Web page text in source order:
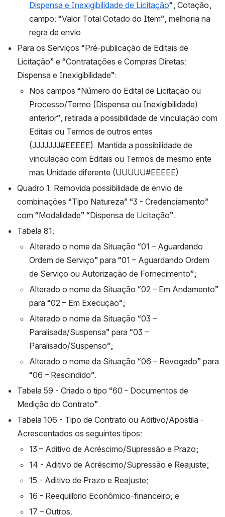
Dispensa e Inexigibilidade de Licitação“, Cotação,
campo: “Valor Total Cotado do Item”, melhoria na
regra de envio
Para os Serviços “Pré-publicação de Editais de
Licitação” e “Contratações e Compras Diretas:
Dispensa e Inexigibilidade”:
Nos campos “Número do Edital de Licitação ou
Processo/Termo (Dispensa ou Inexigibilidade)
anterior”, retirada a possibilidade de vinculação com
Editais ou Termos de outros entes
(JJJJJJJ#EEEEE). Mantida a possibilidade de
vinculação com Editais ou Termos de mesmo ente
mas Unidade diferente (UUUUU#EEEEE).
Quadro 1: Removida possibilidade de envio de
combinações “Tipo Natureza” “3 - Credenciamento”
com “Modalidade” “Dispensa de Licitação”.
Tabela 81:
Alterado o nome da Situação “01 – Aguardando
Ordem de Serviço” para “01 – Aguardando Ordem
de Serviço ou Autorização de Fornecimento”;
Alterado o nome da Situação “02 – Em Andamento”
para “02 – Em Execução”;
Alterado o nome da Situação “03 –
Paralisada/Suspensa” para “03 –
Paralisado/Suspenso”;
Alterado o nome da Situação “06 – Revogado” para
“06 – Rescindido”.
Tabela 59 - Criado o tipo “60 - Documentos de
Medição do Contrato”.
Tabela 106 - Tipo de Contrato ou Aditivo/Apostila -
Acrescentados os seguintes tipos:
13 – Aditivo de Acréscimo/Supressão e Prazo;
14 - Aditivo de Acréscimo/Supressão e Reajuste;
15 - Aditivo de Prazo e Reajuste;
16 - Reequilíbrio Econômico-financeiro; e
17 – Outros.